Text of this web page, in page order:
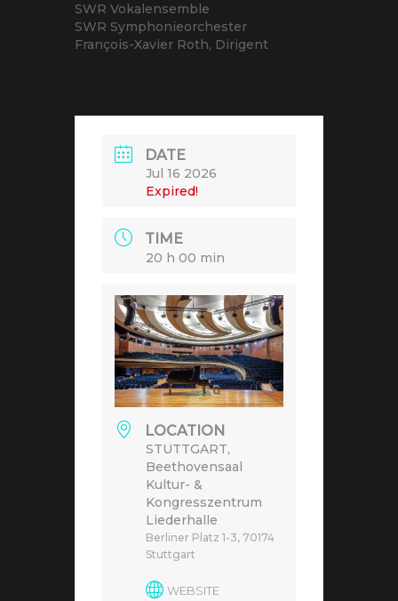
SWR Vokalensemble
SWR Symphonieorchester
François-Xavier Roth, Dirigent
DATE
Jul 16 2026
Expired!
TIME
20 h 00 min
LOCATION
STUTTGART,
Beethovensaal
Kultur- &
Kongresszentrum
Liederhalle
Berliner Platz 1-3, 70174
Stuttgart
WEBSITE